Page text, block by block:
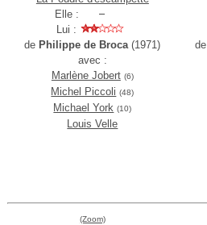
Elle :
Lui :
de Philippe de Broca(1971)
avec :
Marlène Jobert (6)
Michel Piccoli (48)
Michael York (10)
Louis Velle
de
(Zoom)